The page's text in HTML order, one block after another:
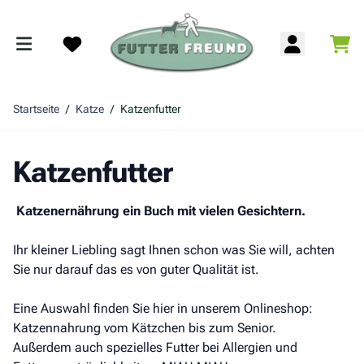
Startseite / Katze / Katzenfutter
Katzenfutter
Katzenernährung ein Buch mit vielen Gesichtern.
Ihr kleiner Liebling sagt Ihnen schon was Sie will, achten
Sie nur darauf das es von guter Qualität ist.
Eine Auswahl finden Sie hier in unserem Onlineshop:
Katzennahrung vom Kätzchen bis zum Senior.
Außerdem auch spezielles Futter bei Allergien und